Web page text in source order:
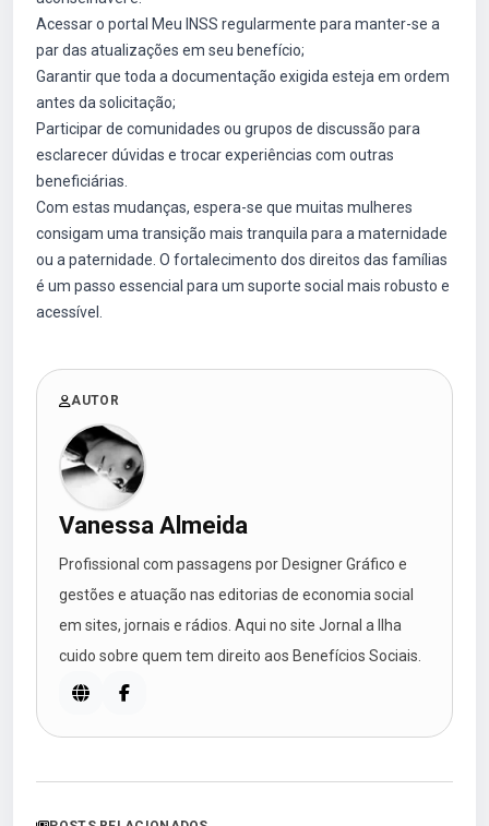
Acessar o portal Meu INSS regularmente para manter-se a
par das atualizações em seu benefício;
Garantir que toda a documentação exigida esteja em ordem
antes da solicitação;
Participar de comunidades ou grupos de discussão para
esclarecer dúvidas e trocar experiências com outras
beneficiárias.
Com estas mudanças, espera-se que muitas mulheres
consigam uma transição mais tranquila para a maternidade
ou a paternidade. O fortalecimento dos direitos das famílias
é um passo essencial para um suporte social mais robusto e
acessível.
AUTOR
Vanessa Almeida
Profissional com passagens por Designer Gráfico e
gestões e atuação nas editorias de economia social
em sites, jornais e rádios. Aqui no site Jornal a Ilha
cuido sobre quem tem direito aos Benefícios Sociais.